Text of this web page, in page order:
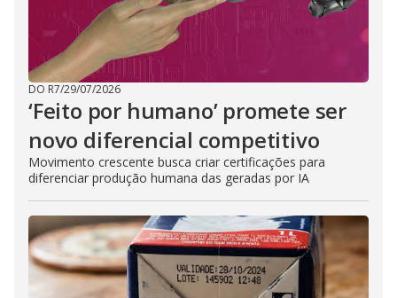
DO R7/29/07/2026
‘Feito por humano’ promete ser
novo diferencial competitivo
Movimento crescente busca criar certificações para
diferenciar produção humana das geradas por IA